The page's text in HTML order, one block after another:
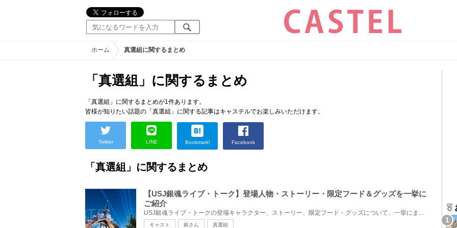
ホーム 真選組に関するまとめ
「真選組」に関するまとめ
「真選組」に関するまとめが1件あります。
皆様が知りたい話題の「真選組」に関する記事はキャステルでお楽しみいただけます。
Twitter LINE Bookmark! Facebook
「真選組」に関するまとめ
【USJ銀魂ライブ・トーク】登場人物・ストーリー・限定フード＆グッズを一挙に
ご紹介
USJ銀魂ライブ・トークの登場キャラクター、ストーリー、限定フード・グッズについて、一挙にまとめてご...
キャスト 銀さん 真選組